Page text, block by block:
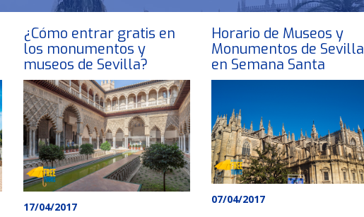
¿Cómo entrar gratis en
los monumentos y
museos de Sevilla?
17/04/2017
Horario de Museos y
Monumentos de Sevilla
en Semana Santa
07/04/2017